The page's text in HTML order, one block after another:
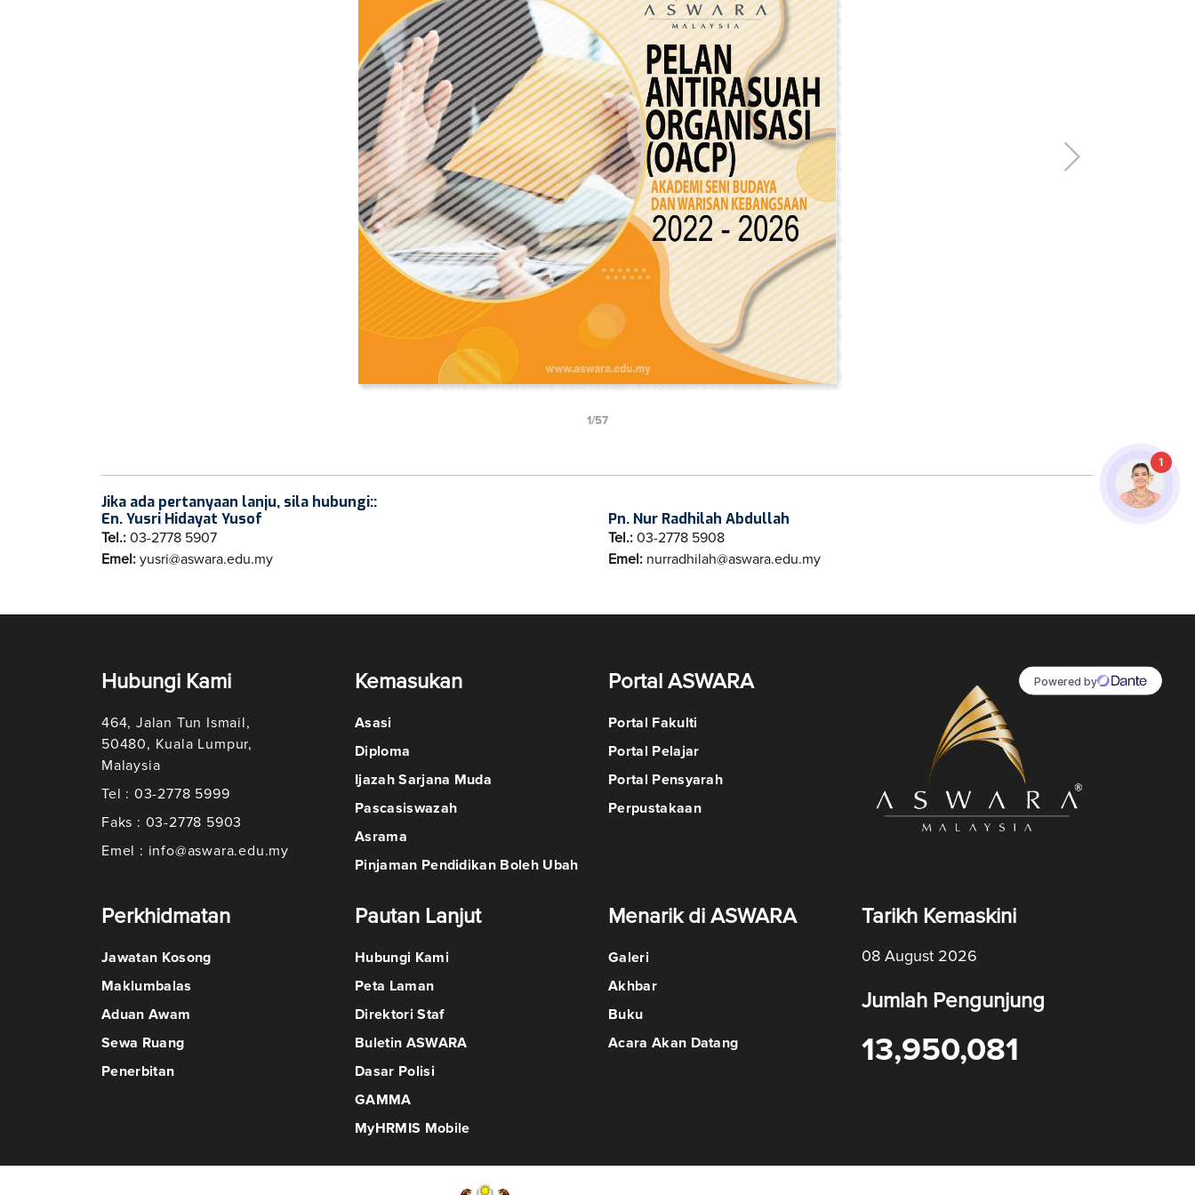
Loading PDF 23% ...
1/57
Jika ada pertanyaan lanju, sila hubungi::
En. Yusri Hidayat Yusof
Tel.: 03-2778 5907
Emel: yusri@aswara.edu.my
Pn. Nur Radhilah Abdullah
Tel.: 03-2778 5908
Emel: nurradhilah@aswara.edu.my
Hubungi Kami
464, Jalan Tun Ismail,
50480, Kuala Lumpur,
Malaysia
Tel : 03-2778 5999
Faks : 03-2778 5903
Emel : info@aswara.edu.my
Kemasukan
Asasi
Diploma
Ijazah Sarjana Muda
Pascasiswazah
Asrama
Pinjaman Pendidikan Boleh Ubah
Portal ASWARA
Portal Fakulti
Portal Pelajar
Portal Pensyarah
Perpustakaan
Perkhidmatan
Jawatan Kosong
Maklumbalas
Aduan Awam
Sewa Ruang
Penerbitan
Pautan Lanjut
Hubungi Kami
Peta Laman
Direktori Staf
Buletin ASWARA
Dasar Polisi
GAMMA
MyHRMIS Mobile
Menarik di ASWARA
Galeri
Akhbar
Buku
Acara Akan Datang
Tarikh Kemaskini
08 August 2026
Jumlah Pengunjung
13,950,081
1